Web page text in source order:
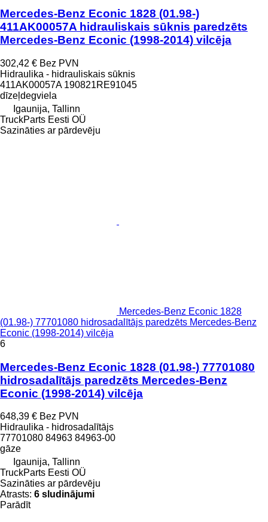
Mercedes-Benz Econic 1828 (01.98-)
411AK00057A hidrauliskais sūknis paredzēts
Mercedes-Benz Econic (1998-2014) vilcēja
302,42 € Bez PVN
Hidraulika - hidrauliskais sūknis
411AK00057A 190821RE91045
dīzeļdegviela
Igaunija, Tallinn
TruckParts Eesti OÜ
Sazināties ar pārdevēju
Mercedes-Benz Econic 1828
(01.98-) 77701080 hidrosadalītājs paredzēts Mercedes-Benz
Econic (1998-2014) vilcēja
6
Mercedes-Benz Econic 1828 (01.98-) 77701080
hidrosadalītājs paredzēts Mercedes-Benz
Econic (1998-2014) vilcēja
648,39 € Bez PVN
Hidraulika - hidrosadalītājs
77701080 84963 84963-00
gāze
Igaunija, Tallinn
TruckParts Eesti OÜ
Sazināties ar pārdevēju
Atrasts: 6 sludinājumi
Parādīt